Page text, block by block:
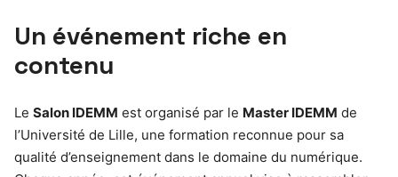
Un événement riche en
contenu
Le Salon IDEMM est organisé par le Master IDEMM de
l’Université de Lille, une formation reconnue pour sa
qualité d’enseignement dans le domaine du numérique.